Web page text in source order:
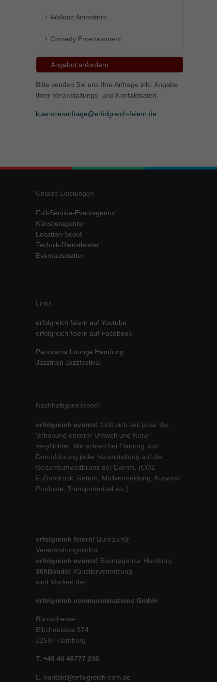
Walkact Animation
Comedy Entertainment
Angebot anfordern
Bitte senden Sie uns Ihre Anfrage inkl. Angabe
Ihrer Veranstaltungs- und Kontaktdaten.
kuenstleranfrage@erfolgreich-feiern.de
Unsere Leistungen
Full-Service-Eventagentur
Künstleragentur
Location-Scout
Technik-Dienstleister
Eventausstatter
Links
erfolgreich feiern auf Youtube
erfolgreich feiern auf Facebook
Panorama Lounge Hamburg
Jazztrain Jazzfestival
Nachhaltigkeit leben!
erfolgreich events! fühlt sich seit jeher der
Schonung unserer Umwelt und Natur
verpflichtet. Wir achten bei Planung und
Durchführung jeder Veranstaltung auf die
Gesamtumweltbilanz der Events. (CO2-
Fußabdruck, Return, Müllvermeidung, Auswahl
Produkte, Transportmittel etc.)
erfolgreich feiern! Bureau für
Veranstaltungskultur
erfolgreich events! Eventagentur Hamburg
365Bands! Künstlervermittlung
sind Marken der:
erfolgreich communmications GmbH
Büroadresse:
Elbchaussee 574
22587 Hamburg
T. +49 40 46777 230
E. kontakt@erfolgreich-com.de